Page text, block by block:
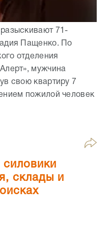
71-
Пащенко. По
отделения
мужчина
свою квартиру 7
пожилой человек
силовики
склады и